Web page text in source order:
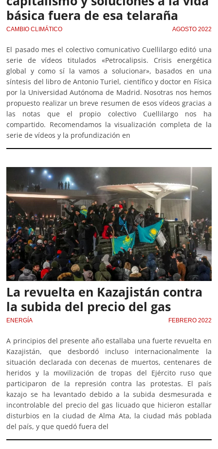
básica fuera de esa telaraña
CAMBIO CLIMÁTICO AGOSTO 2022
El pasado mes el colectivo comunicativo Cuellilargo editó una
serie de vídeos titulados «Petrocalipsis. Crisis energética
global y como sí la vamos a solucionar», basados en una
síntesis del libro de Antonio Turiel, científico y doctor en Física
por la Universidad Autónoma de Madrid. Nosotras nos hemos
propuesto realizar un breve resumen de esos vídeos gracias a
las notas que el propio colectivo Cuellilargo nos ha
compartido. Recomendamos la visualización completa de la
serie de vídeos y la profundización en
La revuelta en Kazajistán contra
la subida del precio del gas
ENERGÍA FEBRERO 2022
A principios del presente año estallaba una fuerte revuelta en
Kazajistán, que desbordó incluso internacionalmente la
situación declarada con decenas de muertos, centenares de
heridos y la movilización de tropas del Ejército ruso que
participaron de la represión contra las protestas. El país
kazajo se ha levantado debido a la subida desmesurada e
incontrolable del precio del gas licuado que hicieron estallar
disturbios en la ciudad de Alma Ata, la ciudad más poblada
del país, y que quedó fuera del